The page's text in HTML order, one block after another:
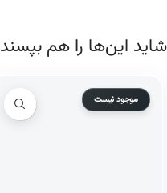
شاید این‌ها را هم
موجود نیست